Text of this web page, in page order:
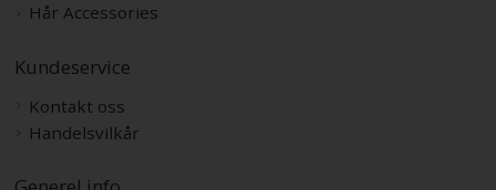
Hår Accessories
Kundeservice
Kontakt oss
Handelsvilkår